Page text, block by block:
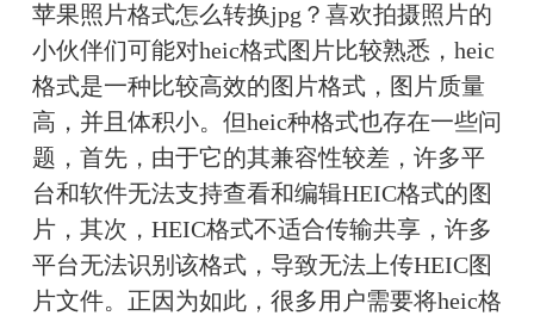
苹果照片格式怎么转换jpg？喜欢拍摄照片的
小伙伴们可能对heic格式图片比较熟悉，heic
格式是一种比较高效的图片格式，图片质量
高，并且体积小。但heic种格式也存在一些问
题，首先，由于它的其兼容性较差，许多平
台和软件无法支持查看和编辑HEIC格式的图
片，其次，HEIC格式不适合传输共享，许多
平台无法识别该格式，导致无法上传HEIC图
片文件。正因为如此，很多用户需要将heic格